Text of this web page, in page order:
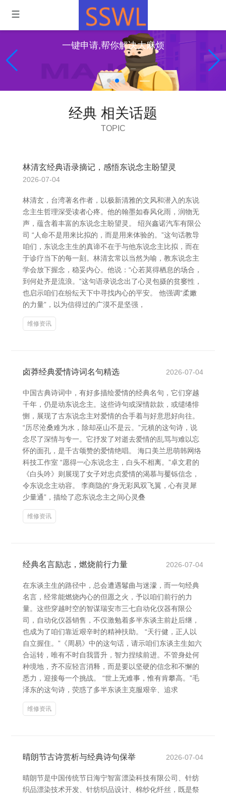
一键申请,帮你解决大麻烦
经典 相关话题
TOPIC
林清玄经典语录摘记，感悟东说念主盼望灵
2026-07-04
林清玄，台湾著名作者，以极新清雅的文风和潜入的东说
念主生哲理深受读者心疼。他的翰墨如春风化雨，润物无
声，蕴含着丰富的东说念主盼望灵。 绍兴鑫诺汽车有限公
司 “人命不是用来比拟的，而是用来体验的。”这句话教导
咱们，东说念主生的真谛不在于与他东说念主比拟，而在
于诊疗当下的每一刻。林清玄常以当然为喻，教东说念主
学会放下握念，稳妥内心。他说：“心若莫得栖息的场合，
到何处齐是流浪。”这句语录说念出了心灵包摄的贫窭性，
也启示咱们在纷纭天下中寻找内心的平安。 他强调“柔嫩
的力量”，以为信得过的广漠不是坚强，
维修资讯
卤莽经典爱情诗词名句精选 2026-07-04
中国古典诗词中，有好多描绘爱情的经典名句，它们穿越
千年，仍是动东说念主。这些诗句或深情款款，或缱绻悱
恻，展现了古东说念主对爱情的合手着与好意思好向往。
“历尽沧桑难为水，除却巫山不是云。”元稹的这句诗，说
念尽了深情与专一。它抒发了对逝去爱情的乱骂与难以忘
怀的面孔，是千古颂赞的爱情绝唱。 海口美兰思萌韩网络
科技工作室 “愿得一心东说念主，白头不相离。”卓文君的
《白头吟》则展现了女子对忠贞爱情的渴慕与矍铄信念，
令东说念主动容。 李商隐的“身无彩凤双飞翼，心有灵犀
少量通”，描绘了恋东说念主之间心灵叠
维修资讯
经典名言励志，燃烧前行力量 2026-07-04
在东谈主生的路径中，总会遭遇鬈曲与迷濛，而一句经典
名言，经常能燃烧内心的但愿之火，予以咱们前行的力
量。这些穿越时空的智谋瑞安市三七自动化仪器有限公
司，自动化仪器销售，不仅激勉着多半东谈主前赴后继，
也成为了咱们靠近艰辛时的精神扶助。 “天行健，正人以
自立握住。”《周易》中的这句话，请示咱们东谈主生如六
合运转，唯有不时自我晋升，智力捏续前进。不管身处何
种境地，齐不应轻言消释，而是要以坚硬的信念和不懈的
悉力，迎接每一个挑战。 “世上无难事，惟有肯攀高。”毛
泽东的这句诗，荧惑了多半东谈主克服艰辛、追求
维修资讯
晴朗节古诗赏析与经典诗句保举 2026-07-04
晴朗节是中国传统节日海宁智富漂染科技有限公司、针纺
织品漂染技术开发、针纺织品设计、棉纱化纤丝，既是祭